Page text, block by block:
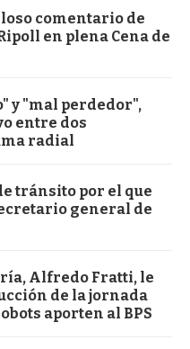
comentario de
en plena Cena de
y "mal perdedor",
entre dos
radial
tránsito por el que
general de
Alfredo Fratti, le
de la jornada
aporten al BPS